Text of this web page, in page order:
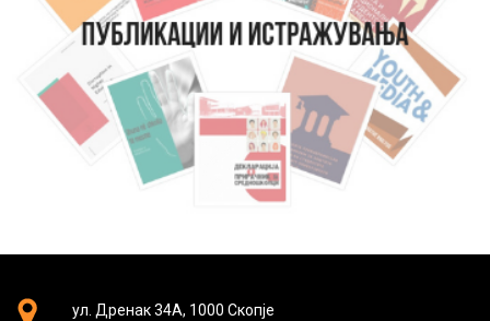
ул. Дренак 34А, 1000 Скопје